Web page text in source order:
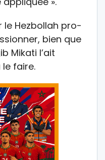
le Hezbollah pro-
bien que
Mikati l’ait
faire.